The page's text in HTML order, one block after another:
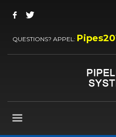
QUESTIONS? APPEL: